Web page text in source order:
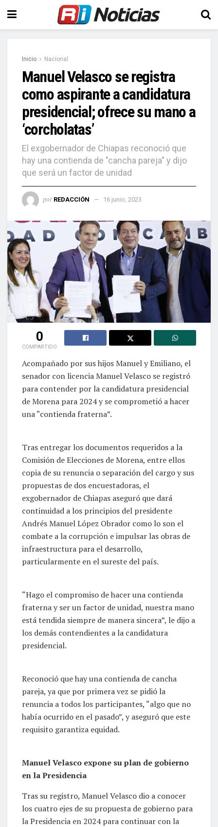
Inicio Nacional
Manuel Velasco se registra
como aspirante a candidatura
presidencial; ofrece su mano a
‘corcholatas’
El exgobernador de Chiapas reconoció que
hay una contienda de "cancha pareja" y dijo
que será un factor de unidad
por REDACCIÓN 16 junio, 2023
0
COMPARTIDO
Acompañado por sus hijos Manuel y Emiliano, el
senador con licencia Manuel Velasco se registró
para contender por la candidatura presidencial
de Morena para 2024 y se comprometió a hacer
una “contienda fraterna”.
Tras entregar los documentos requeridos a la
Comisión de Elecciones de Morena, entre ellos
copia de su renuncia o separación del cargo y sus
propuestas de dos encuestadoras, el
exgobernador de Chiapas aseguró que dará
continuidad a los principios del presidente
Andrés Manuel López Obrador como lo son el
combate a la corrupción e impulsar las obras de
infraestructura para el desarrollo,
particularmente en el sureste del país.
“Hago el compromiso de hacer una contienda
fraterna y ser un factor de unidad, nuestra mano
está tendida siempre de manera sincera”, le dijo a
los demás contendientes a la candidatura
presidencial.
Reconoció que hay una contienda de cancha
pareja, ya que por primera vez se pidió la
renuncia a todos los participantes, “algo que no
había ocurrido en el pasado”, y aseguró que este
requisito garantiza equidad.
Manuel Velasco expone su plan de gobierno
en la Presidencia
Tras su registro, Manuel Velasco dio a conocer
los cuatro ejes de su propuesta de gobierno para
la Presidencia en 2024 para continuar con la